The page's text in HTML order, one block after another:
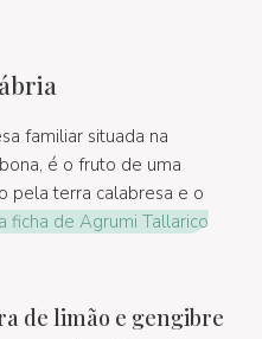
familiar situada na
é o fruto de uma
pela terra calabresa e o
ficha de Agrumi Tallarico
de limão e gengibre